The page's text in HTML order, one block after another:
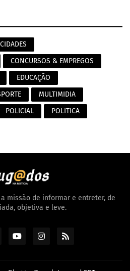
CIDADES
CONCURSOS & EMPREGOS
EDUCAÇÃO
MULTIMIDIA
POLICIAL
POLITICA
missão de informar e entreter, de
objetiva e leve.